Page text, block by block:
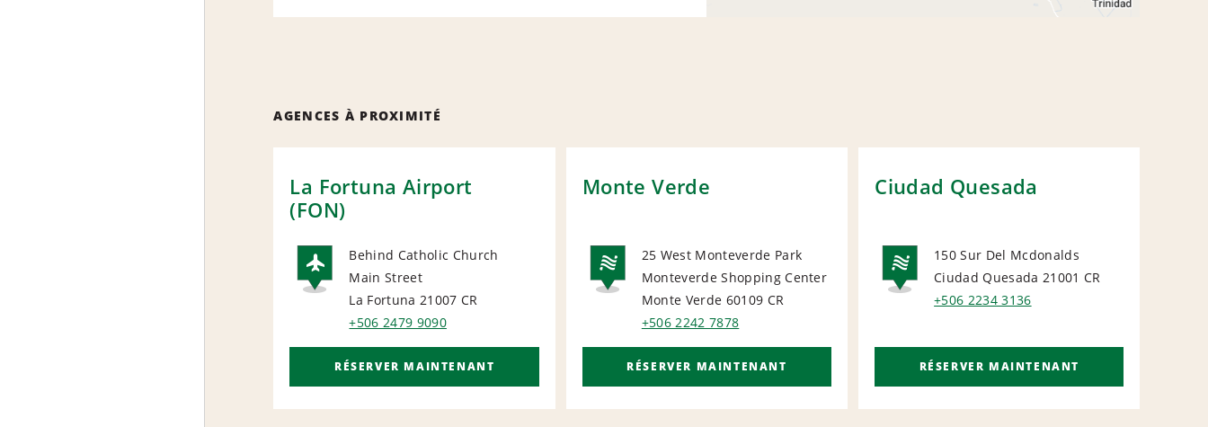
AGENCES À PROXIMITÉ
La Fortuna Airport
(FON)
AIRPORT
Behind Catholic Church
Main Street
La Fortuna 21007 CR
+506 2479 9090
RÉSERVER MAINTENANT
Monte Verde
NATIONAL
25 West Monteverde Park
Monteverde Shopping Center
Monte Verde 60109 CR
+506 2242 7878
RÉSERVER MAINTENANT
Ciudad Quesada
NATIONAL
150 Sur Del Mcdonalds
Ciudad Quesada 21001 CR
+506 2234 3136
RÉSERVER MAINTENANT